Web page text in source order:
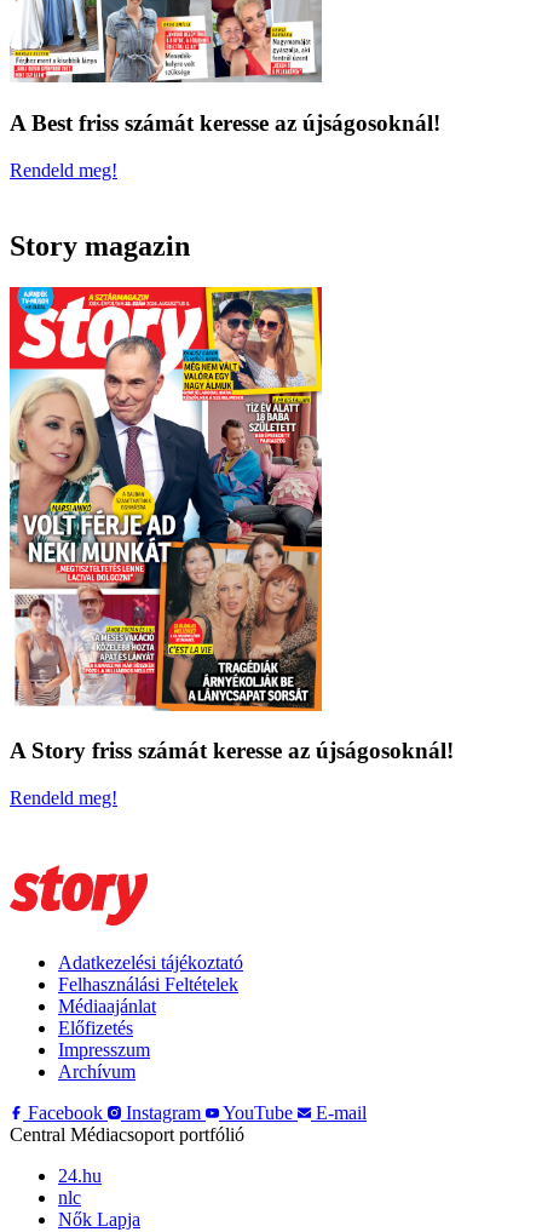
A Best friss számát keresse az újságosoknál!
Rendeld meg!
Story magazin
A Story friss számát keresse az újságosoknál!
Rendeld meg!
Adatkezelési tájékoztató
Felhasználási Feltételek
Médiaajánlat
Előfizetés
Impresszum
Archívum
Facebook
Instagram YouTube
E-mail
Central Médiacsoport portfólió
24.hu
nlc
Nők Lapja